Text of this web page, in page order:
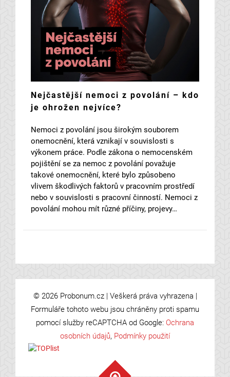
Nejčastější nemoci z povolání – kdo
je ohrožen nejvíce?
Nemoci z povolání jsou širokým souborem
onemocnění, která vznikají v souvislosti s
výkonem práce. Podle zákona o nemocenském
pojištění se za nemoc z povolání považuje
takové onemocnění, které bylo způsobeno
vlivem škodlivých faktorů v pracovním prostředí
nebo v souvislosti s pracovní činností. Nemoci z
povolání mohou mít různé příčiny, projevy…
© 2026 Probonum.cz | Veškerá práva vyhrazena |
Formuláře tohoto webu jsou chráněny proti spamu
pomocí služby reCAPTCHA od Google: Ochrana
osobních údajů, Podmínky použití